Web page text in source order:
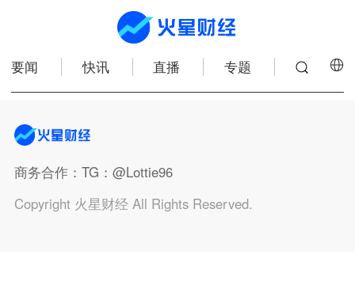
要闻 快讯 直播 专题
商务合作：TG：@Lottie96
Copyright 火星财经 All Rights Reserved.